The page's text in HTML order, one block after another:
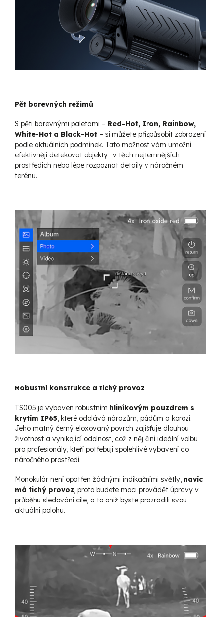
Pět barevných režimů
S pěti barevnými paletami – Red-Hot, Iron, Rainbow,
White-Hot a Black-Hot – si můžete přizpůsobit zobrazení
podle aktuálních podmínek. Tato možnost vám umožní
efektivněji detekovat objekty i v těch nejtemnějších
prostředích nebo lépe rozpoznat detaily v náročném
terénu.
Robustní konstrukce a tichý provoz
TS005 je vybaven robustním hliníkovým pouzdrem s
krytím IP65, které odolává nárazům, pádům a korozi.
Jeho matný černý eloxovaný povrch zajišťuje dlouhou
životnost a vynikající odolnost, což z něj činí ideální volbu
pro profesionály, kteří potřebují spolehlivé vybavení do
náročného prostředí.
Monokulár není opatřen žádnými indikačními světly, navíc
má tichý provoz, proto budete moci provádět úpravy v
průběhu sledování cíle, a to aniž byste prozradili svou
aktuální polohu.